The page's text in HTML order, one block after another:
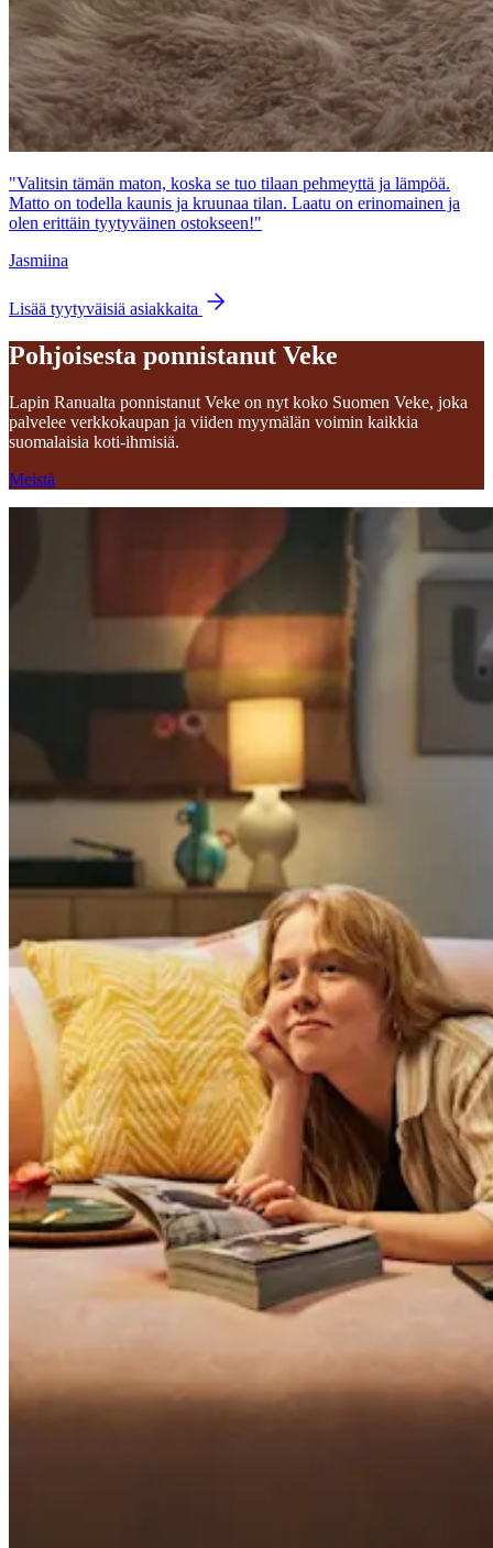
"Valitsin tämän maton, koska se tuo tilaan pehmeyttä ja lämpöä.
Matto on todella kaunis ja kruunaa tilan. Laatu on erinomainen ja
olen erittäin tyytyväinen ostokseen!"
Jasmiina
Lisää tyytyväisiä asiakkaita
Pohjoisesta ponnistanut Veke
Lapin Ranualta ponnistanut Veke on nyt koko Suomen Veke, joka
palvelee verkkokaupan ja viiden myymälän voimin kaikkia
suomalaisia koti-ihmisiä.
Meistä